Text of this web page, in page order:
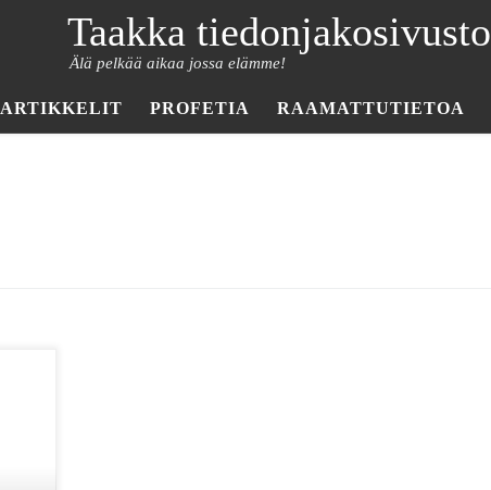
Taakka tiedonjakosivusto
Älä pelkää aikaa jossa elämme!
ARTIKKELIT PROFETIA RAAMATTUTIETOA